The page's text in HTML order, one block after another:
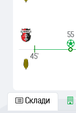
55
|
45'
Склади